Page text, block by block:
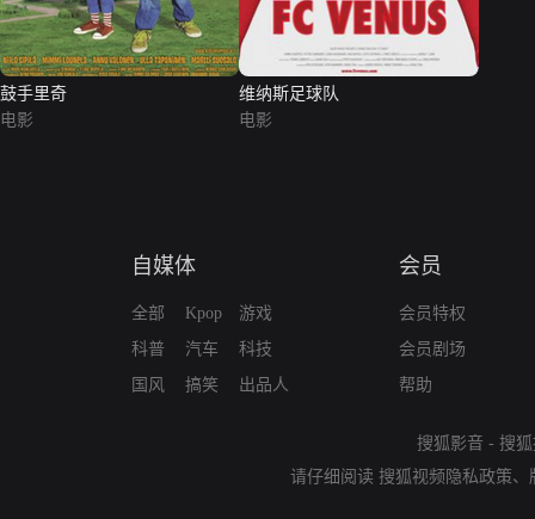
鼓手里奇
电影
维纳斯足球队
电影
自媒体
全部
科普
国风
Kpop
汽车
搞笑
游戏
科技
出品人
会员
会员特权
会员剧场
帮助
搜狐影音 - 搜
请仔细阅读 搜狐视频隐私政策、